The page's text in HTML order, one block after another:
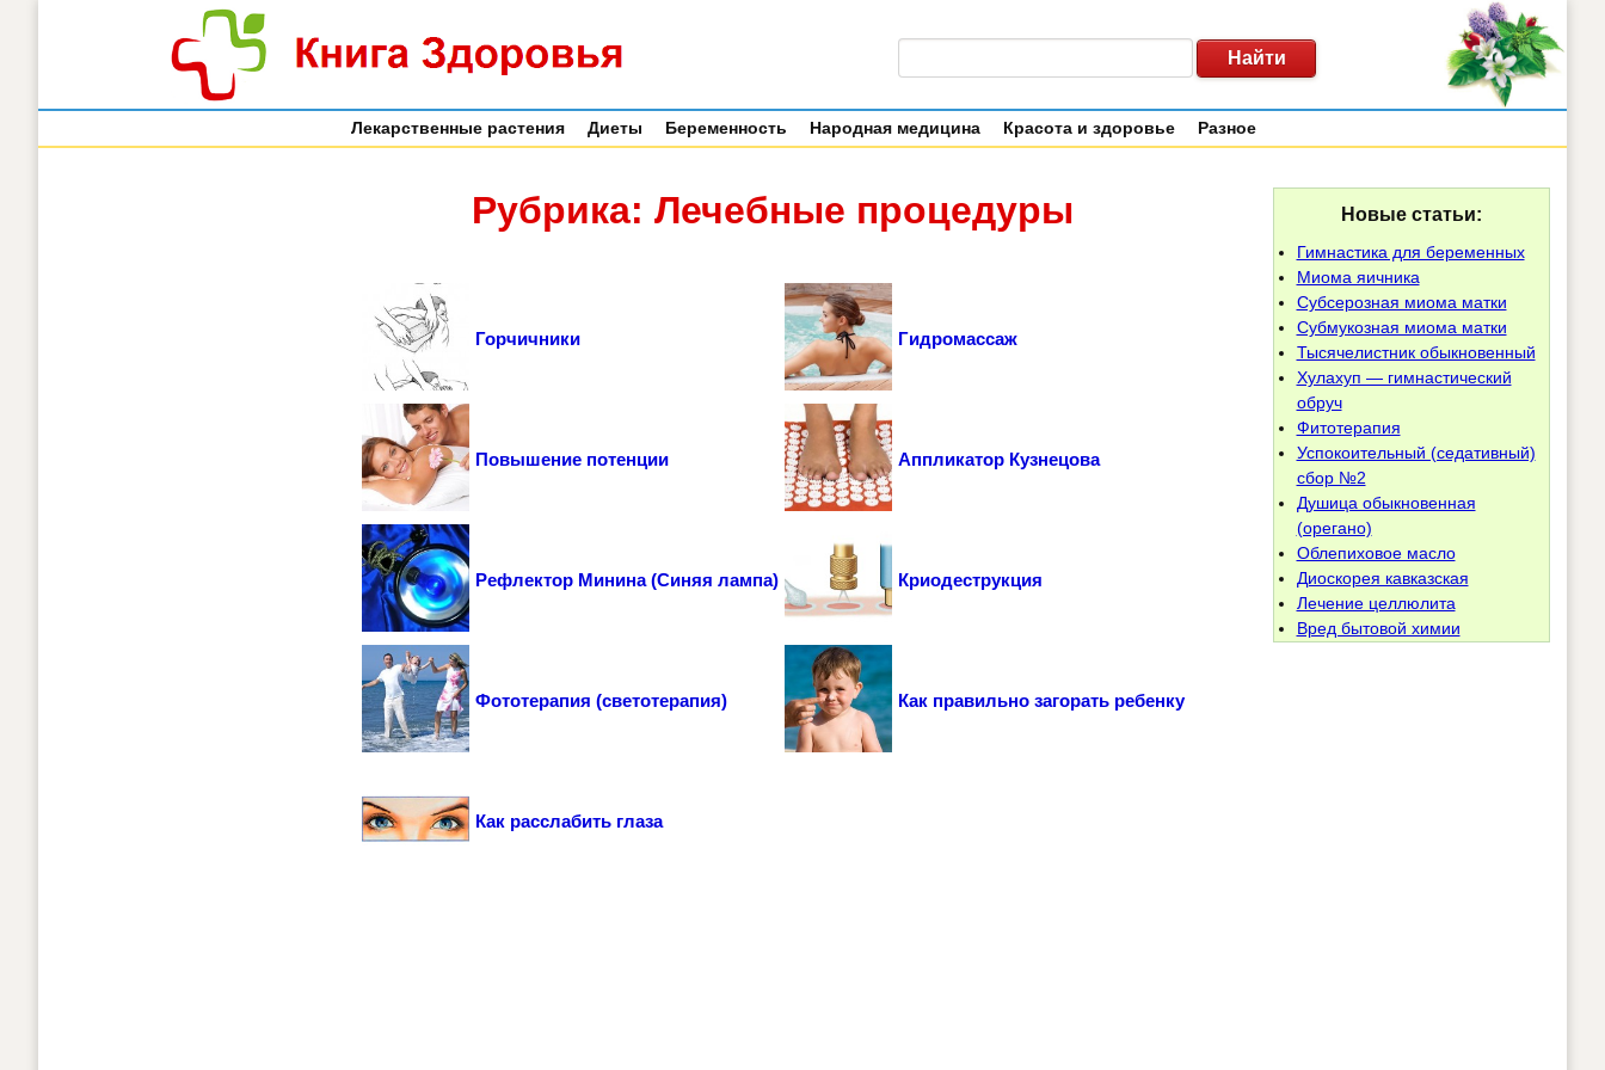
Лекарственные растения Диеты Беременность Народная медицина Красота и здоровье Разное
Рубрика: Лечебные процедуры
Горчичники Гидромассаж
Повышение потенции Аппликатор Кузнецова
Рефлектор Минина (Синяя лампа) Криодеструкция
Фототерапия (светотерапия) Как правильно загорать ребенку
Как расслабить глаза
Новые статьи:
Гимнастика для беременных
Миома яичника
Субсерозная миома матки
Субмукозная миома матки
Тысячелистник обыкновенный
Хулахуп — гимнастический
обруч
Фитотерапия
Успокоительный (седативный)
сбор №2
Душица обыкновенная
(орегано)
Облепиховое масло
Диоскорея кавказская
Лечение целлюлита
Вред бытовой химии